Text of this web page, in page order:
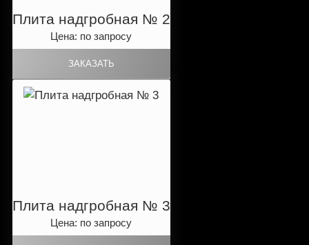
Плита надгробная № 2
Цена: по запросу
Плита надгробная № 3
Цена: по запросу